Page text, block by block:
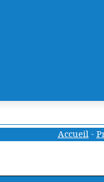
Accueil -